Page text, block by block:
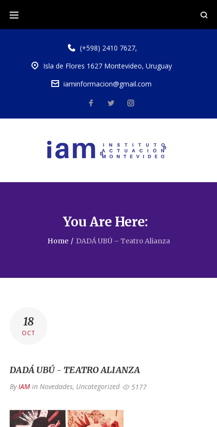
(+598) 2410 7627,
Isla de Flores 1627 Montevideo, Uruguay
iaminformacion@gmail.com
You Are Here:
Home / DADÁ UBÚ – Teatro Alianza
18
OCT
DADÁ UBÚ - TEATRO ALIANZA
ByIAM in Novedades, Uncategorized 5177